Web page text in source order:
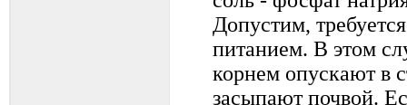
Допустим,
питанием. В этом
корнем опускают в
засыпают почвой.